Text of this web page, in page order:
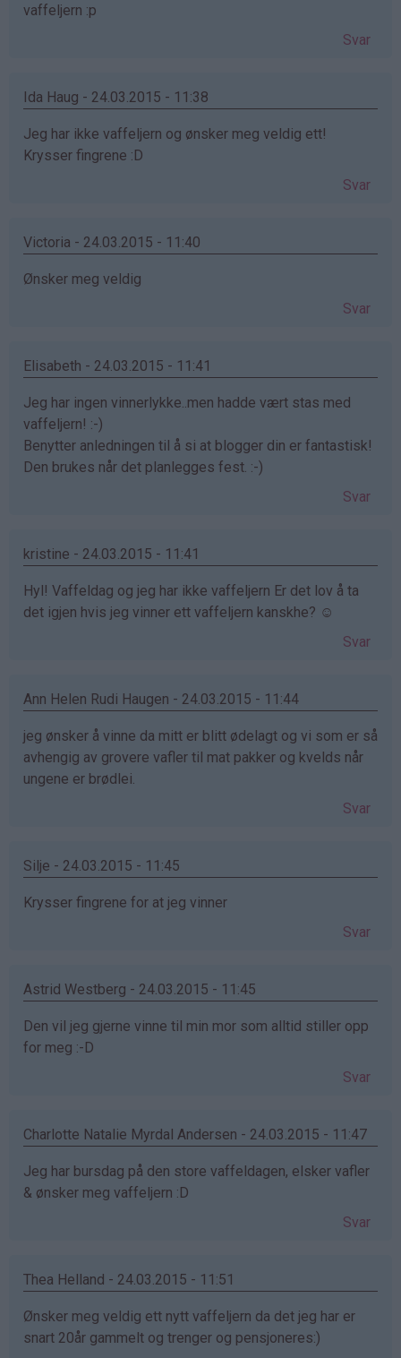
vaffeljern :p
Svar
Ida Haug - 24.03.2015 - 11:38
Jeg har ikke vaffeljern og ønsker meg veldig ett!
Krysser fingrene :D
Svar
Victoria - 24.03.2015 - 11:40
Ønsker meg veldig
Svar
Elisabeth - 24.03.2015 - 11:41
Jeg har ingen vinnerlykke..men hadde vært stas med
vaffeljern! :-)
Benytter anledningen til å si at blogger din er fantastisk!
Den brukes når det planlegges fest. :-)
Svar
kristine - 24.03.2015 - 11:41
Hyl! Vaffeldag og jeg har ikke vaffeljern Er det lov å ta
det igjen hvis jeg vinner ett vaffeljern kanskhe? ☺
Svar
Ann Helen Rudi Haugen - 24.03.2015 - 11:44
jeg ønsker å vinne da mitt er blitt ødelagt og vi som er så
avhengig av grovere vafler til mat pakker og kvelds når
ungene er brødlei.
Svar
Silje - 24.03.2015 - 11:45
Krysser fingrene for at jeg vinner
Svar
Astrid Westberg - 24.03.2015 - 11:45
Den vil jeg gjerne vinne til min mor som alltid stiller opp
for meg :-D
Svar
Charlotte Natalie Myrdal Andersen - 24.03.2015 - 11:47
Jeg har bursdag på den store vaffeldagen, elsker vafler
& ønsker meg vaffeljern :D
Svar
Thea Helland - 24.03.2015 - 11:51
Ønsker meg veldig ett nytt vaffeljern da det jeg har er
snart 20år gammelt og trenger og pensjoneres:)